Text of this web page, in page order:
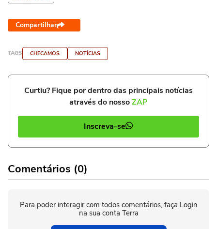
Compartilhar
TAGS CHECAMOS NOTÍCIAS
Curtiu? Fique por dentro das principais notícias
através do nossoZAP
Inscreva-se
Comentários (0)
Para poder interagir com todos comentários, faça Login
na sua conta Terra